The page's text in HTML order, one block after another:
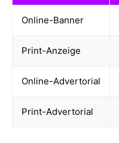
Online-Banner
Print-Anzeige
Online-Advertorial
Print-Advertorial